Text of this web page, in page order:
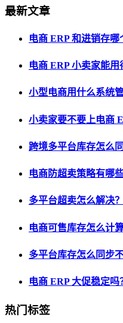
最新文章
电商 ERP 和进销存
电商 ERP 小卖家能
小型电商用什么系统
小卖家要不要上电商
跨境多平台库存怎么
电商防超卖策略有哪
多平台超卖怎么解决
电商可售库存怎么计
多平台库存怎么同步
电商 ERP 大促稳定
热门标签